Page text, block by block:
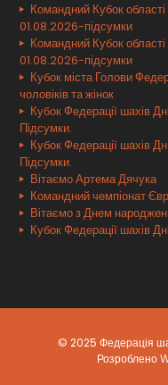
Командний Кубок
01.08.2026-підсумки
Командний Кубок
01.08.2026-підсумки
Кубок міста Голови
чоловіків та жінок
Кубок Федерації шахів
Підсумки.
Кубок Федерації шахів
Підсумки.
Вітаємо Артема Дячука
Командний чемпіонат
Вітаємо з Днем
Кубок Федерації шахів
© 2025 Федерація
Розроблено